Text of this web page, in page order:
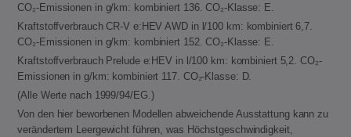
CO₂-Emissionen in g/km: kombiniert 136. CO₂-Klasse: E.
Kraftstoffverbrauch CR-V e:HEV AWD in l/100 km: kombiniert 6,7.
CO₂-Emissionen in g/km: kombiniert 152. CO₂-Klasse: E.
Kraftstoffverbrauch Prelude e:HEV in l/100 km: kombiniert 5,2. CO₂-
Emissionen in g/km: kombiniert 117. CO₂-Klasse: D.
(Alle Werte nach 1999/94/EG.)
Von den hier beworbenen Modellen abweichende Ausstattung kann zu
verändertem Leergewicht führen, was Höchstgeschwindigkeit,